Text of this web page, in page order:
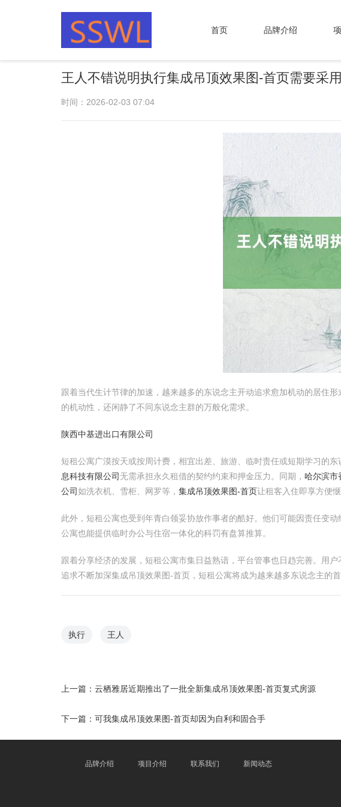
首页 品牌介绍
王人不错说明执行集成吊顶效果图-首页需要采
时间：2026-02-03 07:04
跟着当代生计节律的加速，越来越多的东说念主开动追求愈加机动的居住
的机动性，还闲静了不同东说念主群的万般化需求。
陕西中基进出口有限公司
短租公寓广漠按天或按周计费，相宜出差、旅游、临时责任或短期学习的
息科技有限公司 无需承担永久租借的契约约束和押金压力。同期， 哈尔滨市
公司如洗衣机、雪柜、网罗等， 集成吊顶效果图-首页让租客入住即享方便惬
此外，短租公寓也受到年青白领妥协放作事者的酷好。他们可能因责任变
公寓也能提供临时办公与住宿一体化的科罚有盘算推算。
跟着分享经济的发展，短租公寓市集日益熟谙，平台管事也日趋完善。用
追求不断加深集成吊顶效果图-首页，短租公寓将成为越来越多东说念主的首
执行 王人
上一篇： 云栖雅居近期推出了一批全新集成吊顶效果图-首页复式房源
下一篇： 可我集成吊顶效果图-首页却因为自利和固合手
品牌介绍 项目介绍 联系我们 新闻动态